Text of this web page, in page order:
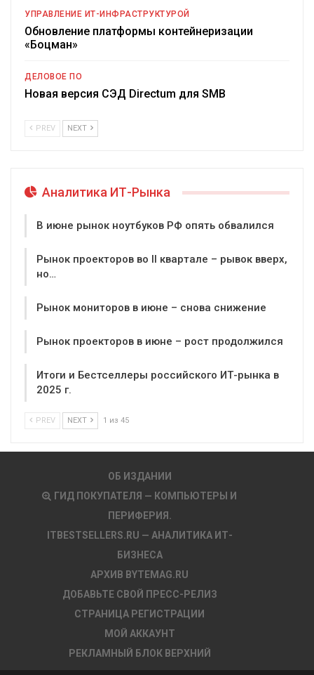
УПРАВЛЕНИЕ ИТ-ИНФРАСТРУКТУРОЙ
Обновление платформы контейнеризации
«Боцман»
ДЕЛОВОЕ ПО
Новая версия СЭД Directum для SMB
PREV NEXT
Аналитика ИТ-Рынка
В июне рынок ноутбуков РФ опять обвалился
Рынок проекторов во II квартале – рывок вверх,
но…
Рынок мониторов в июне – снова снижение
Рынок проекторов в июне – рост продолжился
Итоги и Бестселлеры российского ИТ-рынка в
2025 г.
PREV NEXT 1 из 45
ОБ ИЗДАНИИ
ГИД ПОКУПАТЕЛЯ — КОМПЬЮТЕРЫ И
ПЕРИФЕРИЯ.
ITBESTSELLERS.RU — АНАЛИТИКА ИТ-
БИЗНЕСА
АРХИВ BYTEMAG.RU
ДОБАВЬТЕ СВОЙ ПРЕСС-РЕЛИЗ
СТРАНИЦА РЕГИСТРАЦИИ
МОЙ АККАУНТ
РЕКЛАМНЫЙ БЛОК ВЕРХНИЙ